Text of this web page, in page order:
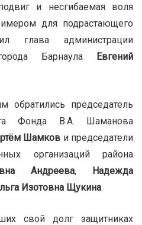
и несгибаемая воля
для подрастающего
глава администрации
Барнаула
Евгений
обратились председатель
Фонда В.А. Шаманова
Шамков и председатели
организаций района
Андреева,
Надежда
Изотовна Щукина.
свой долг защитниках